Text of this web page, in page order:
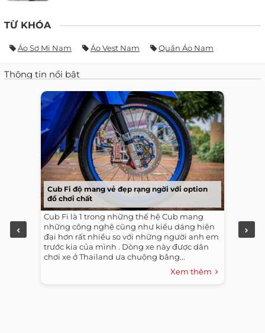
TỪ KHÓA
Áo Sơ Mi Nam Áo Vest Nam Quần Áo Nam
Thông tin nổi bật
Cub Fi độ mang vẻ đẹp rạng ngời với option
đồ chơi chất
Cub Fi là 1 trong những thế hệ Cub mang
những công nghệ cũng như kiểu dáng hiện
đại hơn rất nhiều so với những người anh em
trước kia của mình . Dòng xe này được dân
chơi xe ở Thailand ưa chuộng bằng...
Xem thêm